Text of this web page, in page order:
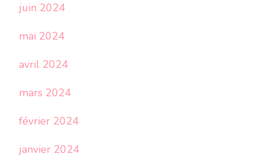
juin 2024
mai 2024
avril 2024
mars 2024
février 2024
janvier 2024